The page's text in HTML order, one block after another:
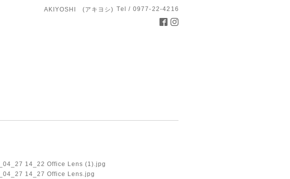
AKIYOSHI (アキヨシ) Tel / 0977-22-4216